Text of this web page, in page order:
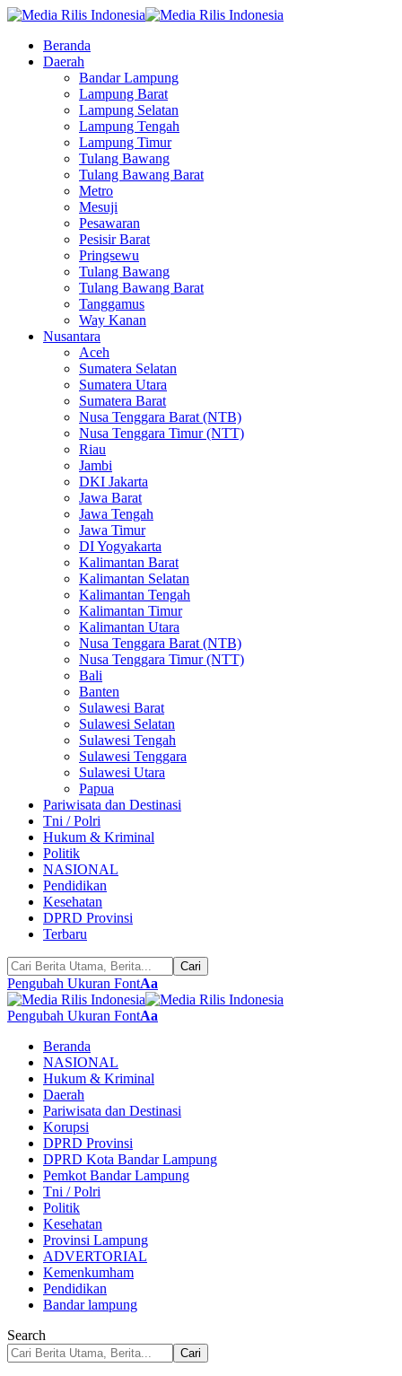
Beranda
Daerah
Bandar Lampung
Lampung Barat
Lampung Selatan
Lampung Tengah
Lampung Timur
Tulang Bawang
Tulang Bawang Barat
Metro
Mesuji
Pesawaran
Pesisir Barat
Pringsewu
Tulang Bawang
Tulang Bawang Barat
Tanggamus
Way Kanan
Nusantara
Aceh
Sumatera Selatan
Sumatera Utara
Sumatera Barat
Nusa Tenggara Barat (NTB)
Nusa Tenggara Timur (NTT)
Riau
Jambi
DKI Jakarta
Jawa Barat
Jawa Tengah
Jawa Timur
DI Yogyakarta
Kalimantan Barat
Kalimantan Selatan
Kalimantan Tengah
Kalimantan Timur
Kalimantan Utara
Nusa Tenggara Barat (NTB)
Nusa Tenggara Timur (NTT)
Bali
Banten
Sulawesi Barat
Sulawesi Selatan
Sulawesi Tengah
Sulawesi Tenggara
Sulawesi Utara
Papua
Pariwisata dan Destinasi
Tni / Polri
Hukum & Kriminal
Politik
NASIONAL
Pendidikan
Kesehatan
DPRD Provinsi
Terbaru
Pengubah Ukuran FontAa
Pengubah Ukuran FontAa
Beranda
NASIONAL
Hukum & Kriminal
Daerah
Pariwisata dan Destinasi
Korupsi
DPRD Provinsi
DPRD Kota Bandar Lampung
Pemkot Bandar Lampung
Tni / Polri
Politik
Kesehatan
Provinsi Lampung
ADVERTORIAL
Kemenkumham
Pendidikan
Bandar lampung
Search